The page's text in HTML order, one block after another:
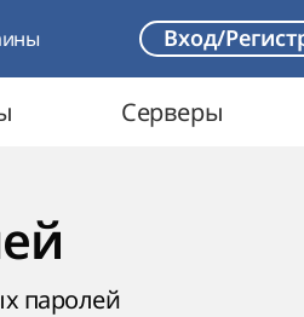
Вход/
Серверы
паролей